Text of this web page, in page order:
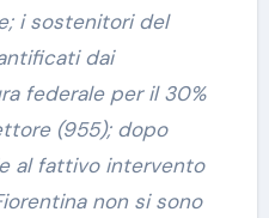
i sostenitori del
dai
federale per il 30%
(955); dopo
al fattivo intervento
non si sono